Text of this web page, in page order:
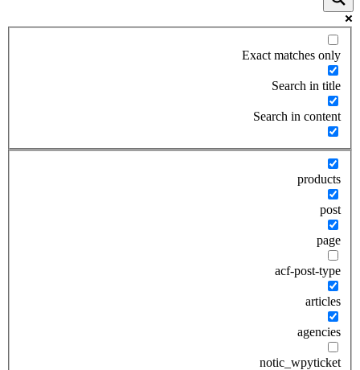
Exact matches only
Search in title
Search in content
products
post
page
acf-post-type
articles
agencies
notic_wpyticket